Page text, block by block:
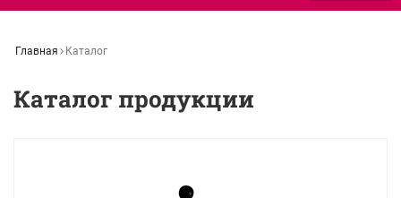
Главная Каталог
Каталог продукции